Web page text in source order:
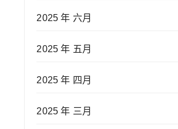
2025 年 六月
2025 年 五月
2025 年 四月
2025 年 三月